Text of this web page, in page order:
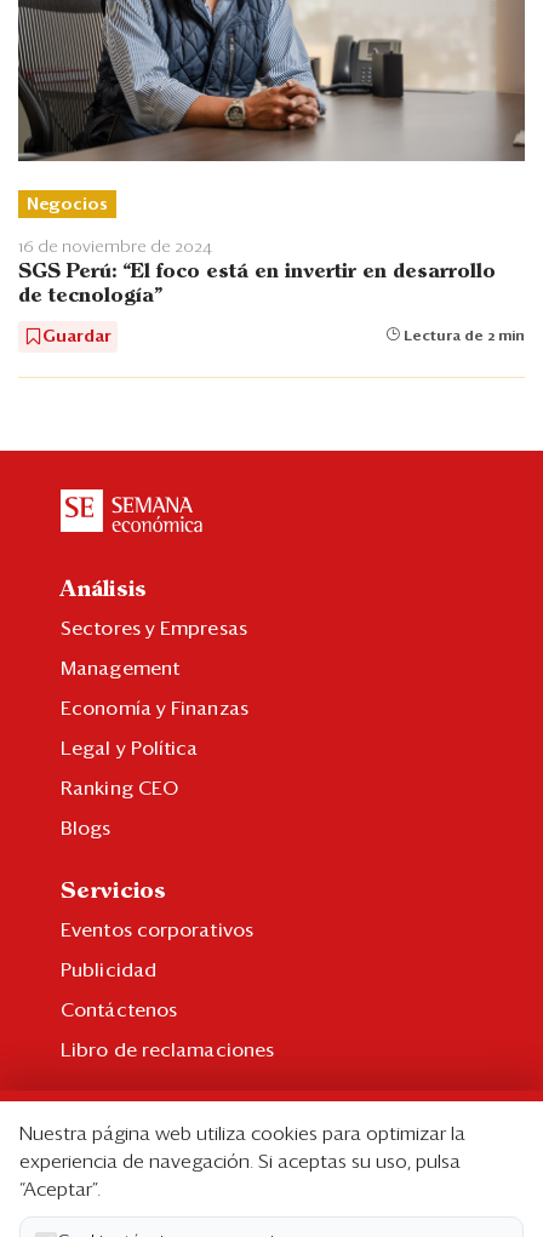
Negocios
16 de noviembre de 2024
SGS Perú: “El foco está en invertir en desarrollo
de tecnología”
Guardar Lectura de 2 min
Análisis
Sectores y Empresas
Management
Economía y Finanzas
Legal y Política
Ranking CEO
Blogs
Servicios
Eventos corporativos
Publicidad
Contáctenos
Libro de reclamaciones
Suscripción individual
Paquetes corporativos
Edición Impresa
Nuestra página web utiliza cookies para optimizar la
experiencia de navegación. Si aceptas su uso, pulsa
“Aceptar”.